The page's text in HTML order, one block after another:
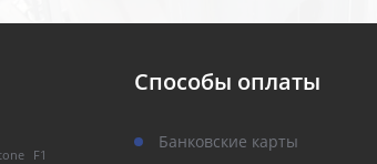
F1
Способы оплаты
Банковские карты